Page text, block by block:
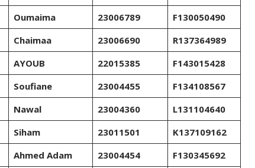
Oumaima 23006789
F130050490
Chaimaa 23006690 R137364989
AYOUB 22015385
F143015428
Soufiane 23004455
F134108567
Nawal 23004360 L131104640
Siham 23011501
K137109162
Ahmed Adam 23004454
F130345692